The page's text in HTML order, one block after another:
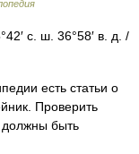
с. ш. 36°58′ в. д. /
есть статьи о
Проверить
должны быть